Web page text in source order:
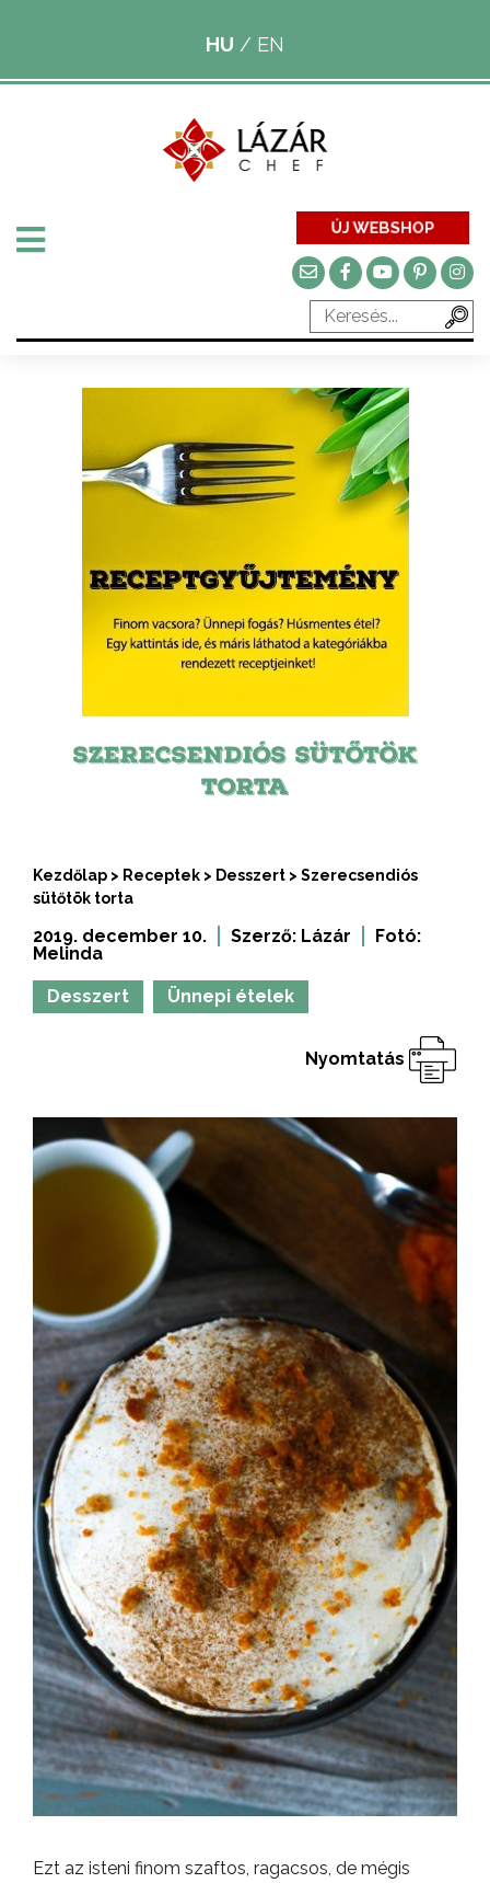
HU / EN
ÚJ WEBSHOP
SZERECSENDIÓS SÜTŐTÖK
TORTA
Kezdőlap > Receptek > Desszert > Szerecsendiós
sütőtök torta
2019. december 10. Szerző: Lázár
Fotó:
Melinda
Desszert Ünnepi ételek
Nyomtatás
Ezt az isteni finom szaftos, ragacsos, de mégis